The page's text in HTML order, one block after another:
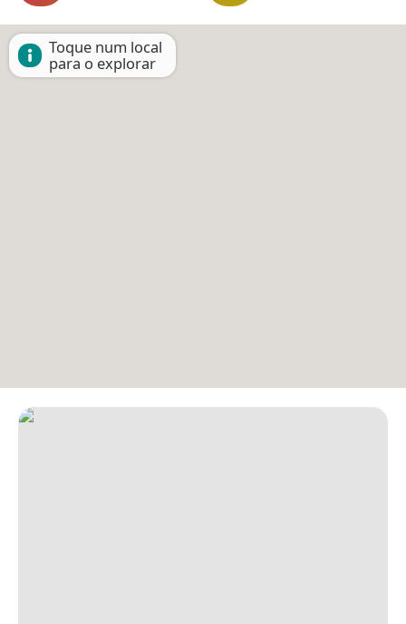
Toque num local
para o explorar